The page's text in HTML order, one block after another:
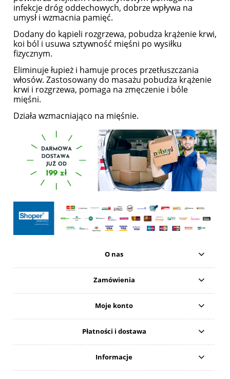
infekcje dróg oddechowych, dobrze wpływa na
umysł i wzmacnia pamięć.
Dodany do kąpieli rozgrzewa, pobudza krążenie krwi,
koi ból i usuwa sztywność mięśni po wysiłku
fizycznym.
Eliminuje łupież i hamuje proces przetłuszczania
włosów. Zastosowany do masażu pobudza krążenie
krwi i rozgrzewa, pomaga na zmęczenie i bóle
mięśni.
Działa wzmacniająco na mięśnie.
O nas
Zamówienia
Moje konto
Płatności i dostawa
Informacje